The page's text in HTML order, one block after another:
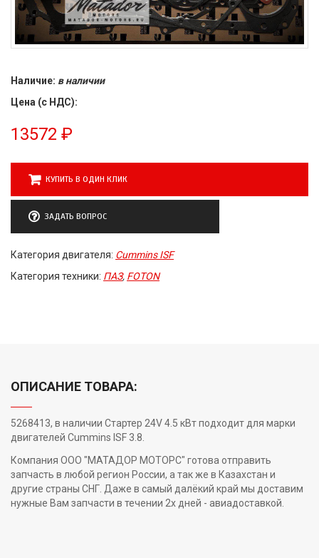
Наличие: в наличии
Цена (с НДС):
13572 ₽
КУПИТЬ В ОДИН КЛИК
ЗАДАТЬ ВОПРОС
Категория двигателя: Cummins ISF
Категория техники: ПАЗ, FOTON
ОПИСАНИЕ ТОВАРА:
5268413, в наличии Стартер 24V 4.5 кВт подходит для марки
двигателей Cummins ISF 3.8.
Компания ООО "МАТАДОР МОТОРС" готова отправить
запчасть в любой регион России, а так же в Казахстан и
другие страны СНГ. Даже в самый далёкий край мы доставим
нужные Вам запчасти в течении 2х дней - авиадоставкой.